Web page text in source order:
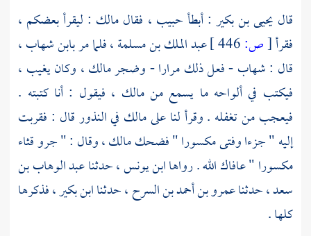
قال يحيى بن بكير : أبطأحبيب ، فقالمالك : ليقرأ بعضكم ،
فقرأ[ص: عبد الملك بن مسلمة، فلما مربابن شهاب،
قال :شهاب- فعل ذلك مرارا - وضجرمالك، وكان يغيب ،
فيكتب في ألواحه ما يسمع منمالك ، فيقول : أنا كتبته .
فيعجب من تغفله . وقرأ لنا علىمالك في النذور قال : فقربت
إليه " جزءا وفتى مكسورا " فضحكمالك، وقال : " جرو قثاء
مكسورا " عافاك الله . رواهاابن يونس، حدثناعبد الوهاب بن
سعد، حدثناعمرو بن أحمد بن السرح، حدثناابن بكير، فذكرها
كلها .